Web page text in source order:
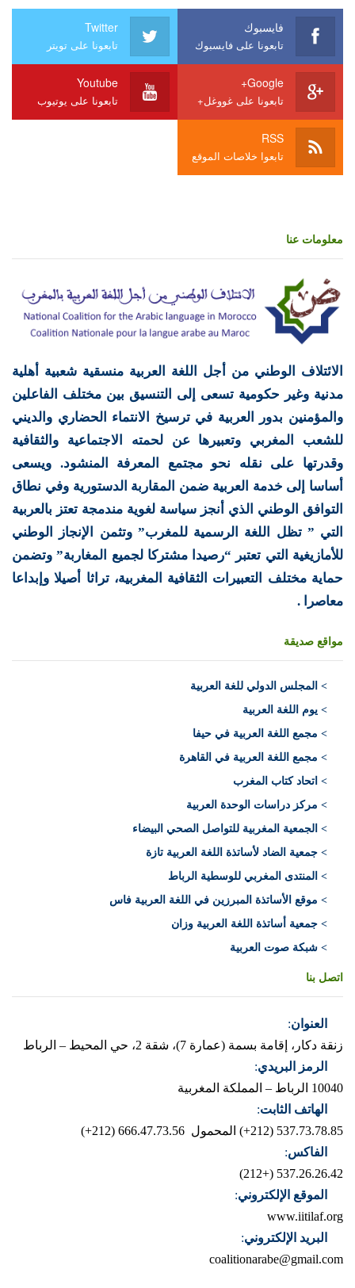
فايسبوك
تابعونا على فايسبوك
Twitter
تابعونا على تويتر
Google+
تابعونا على غووغل+
Youtube
تابعونا على يوتيوب
RSS
تابعوا خلاصات الموقع
معلومات عنا
الائتلاف الوطني من أجل اللغة العربية منسقية شعبية أهلية
مدنية وغير حكومية تسعى إلى التنسيق بين مختلف الفاعلين
والمؤمنين بدور العربية في ترسيخ الانتماء الحضاري والديني
للشعب المغربي وتعبيرها عن لحمته الاجتماعية والثقافية
وقدرتها على نقله نحو مجتمع المعرفة المنشود. ويسعى
أساسا إلى خدمة العربية ضمن المقاربة الدستورية وفي نطاق
التوافق الوطني الذي أنجز سياسة لغوية مندمجة تعتز بالعربية
التي ” تظل اللغة الرسمية للمغرب” وتثمن الإنجاز الوطني
للأمازيغية التي تعتبر “رصيدا مشتركا لجميع المغاربة” وتضمن
حماية مختلف التعبيرات الثقافية المغربية، تراثا أصيلا وإبداعا
معاصرا .
مواقع صديقة
> المجلس الدولي للغة العربية
> يوم اللغة العربية
> مجمع اللغة العربية في حيفا
> مجمع اللغة العربية في القاهرة
> اتحاد كتاب المغرب
> مركز دراسات الوحدة العربية
> الجمعية المغربية للتواصل الصحي البيضاء
> جمعية الضاد لأساتذة اللغة العربية تازة
> المنتدى المغربي للوسطية الرباط
> موقع الأساتذة المبرزين في اللغة العربية فاس
> جمعية أساتذة اللغة العربية وزان
> شبكة صوت العربية
اتصل بنا
العنوان:
زنقة دكار، إقامة بسمة (عمارة 7)، شقة 2، حي المحيط – الرباط
الرمز البريدي:
10040 الرباط – المملكة المغربية
الهاتف الثابت:
537.73.78.85 (212+)
المحمول 666.47.73.56 (212+)
الفاكس:
537.26.26.42 (+212)
الموقع الإلكتروني:
www.iitilaf.org
البريد الإلكتروني:
coalitionarabe@gmail.com